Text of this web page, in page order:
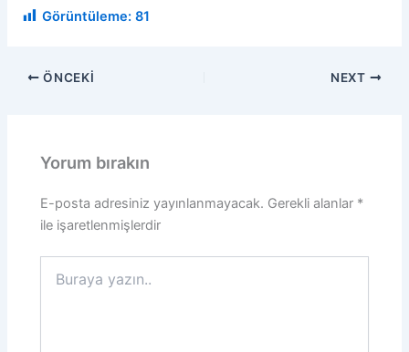
Görüntüleme: 81
ÖNCEKI NEXT
Yorum bırakın
E-posta adresiniz yayınlanmayacak. Gerekli alanlar *
ile işaretlenmişlerdir
yazın..